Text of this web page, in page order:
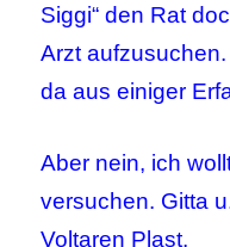
Siggi“ den Rat
Arzt aufzusuchen.
da aus einiger
Aber nein, ich
versuchen. Gitta
Voltaren Plast.